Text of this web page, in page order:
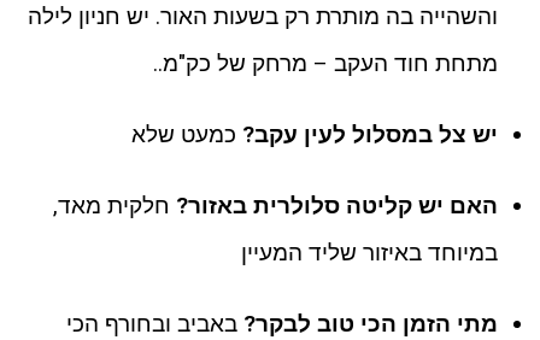
והשהייה בה מותרת רק בשעות האור. יש חניון לילה
מתחת חוד העקב – מרחק של כק"מ..
יש צל במסלול לעין עקב? כמעט שלא
האם יש קליטה סלולרית באזור? חלקית מאד,
במיוחד באיזור שליד המעיין
מתי הזמן הכי טוב לבקר? באביב ובחורף הכי